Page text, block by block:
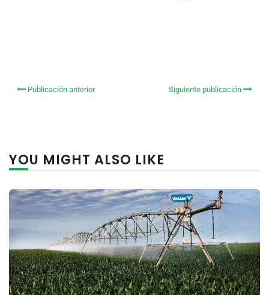
Publicación anterior Siguiente publicación
YOU MIGHT ALSO LIKE